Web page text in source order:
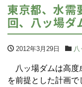
東京都、水需
回、八ッ場ダ
2012年3月29日 八
八ッ場ダムは高度
を前提とした計画